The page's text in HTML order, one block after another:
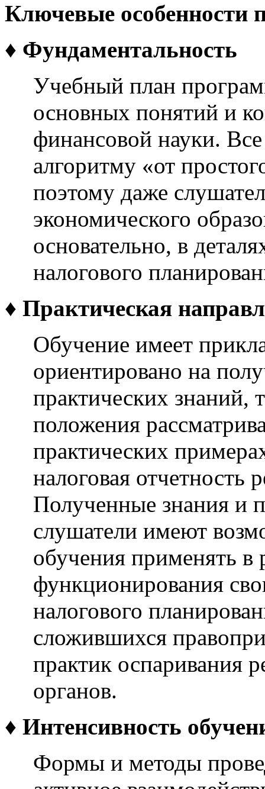
Ключевые особенности
♦ Фундаментальность
Учебный план
основных понятий и
финансовой науки.
алгоритму «от
поэтому даже
экономического
основательно, в
налогового
♦ Практическая
Обучение имеет
ориентировано на
практических знаний,
положения
практических
налоговая отчетность
Полученные знания и
слушатели имеют
обучения применять в
функционирования
налогового
сложившихся
практик оспаривания
органов.
♦ Интенсивность
Формы и методы